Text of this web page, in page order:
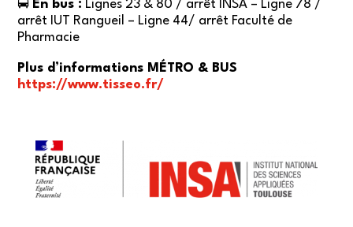
🚍 En bus : Lignes 23 & 80 / arrêt INSA – Ligne 78 /
arrêt IUT Rangueil – Ligne 44/ arrêt Faculté de
Pharmacie
Plus d’informations MÉTRO & BUS
https://www.tisseo.fr/